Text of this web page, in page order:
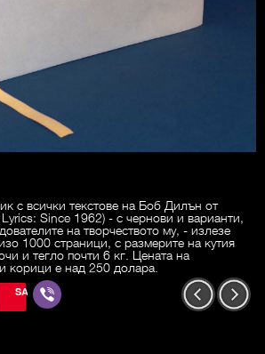
с всички текстове на Боб Дилън от
Since 1962) - с чернови и варианти,
на творчеството му, - излезе
1000 страници, с размерите на кутия
и тегло почти 6 кг. Цената на
корици е над 250 долара.
SAVE